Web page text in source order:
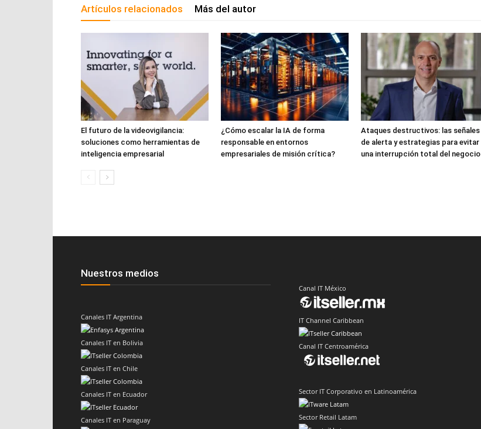
Artículos relacionados Más del autor
El futuro de la videovigilancia:
soluciones como herramientas de
inteligencia empresarial
¿Cómo escalar la IA de forma
responsable en entornos
empresariales de misión crítica?
Ataques destructivos: las señales
de alerta y estrategias para evitar
una interrupción total del negocio
Nuestros medios
Canales IT Argentina
Canales IT en Bolivia
Canales IT en Chile
Canales IT en Ecuador
Canales IT en Paraguay
Canal IT México
IT Channel Caribbean
Canal IT Centroamérica
Sector IT Corporativo en Latinoamérica
Sector Retail Latam